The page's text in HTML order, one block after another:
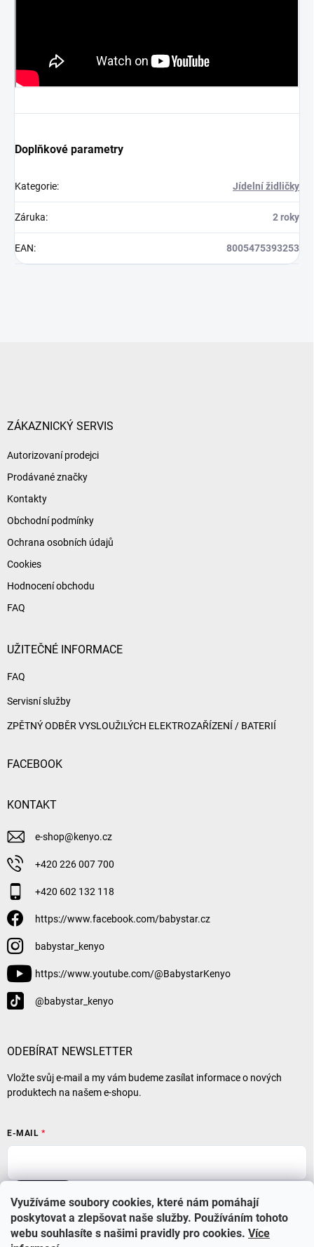
Využíváme soubory cookies, které nám pomáhají
poskytovat a zlepšovat naše služby. Používáním tohoto
webu souhlasíte s našimi pravidly pro cookies. Více
Doplňkové parametry
Kategorie: Jídelní židličky
Záruka: 2 roky
EAN: 8005475393253
ZÁKAZNICKÝ SERVIS
Autorizovaní prodejci
Prodávané značky
Kontakty
Obchodní podmínky
Ochrana osobních údajů
Cookies
Hodnocení obchodu
FAQ
UŽITEČNÉ INFORMACE
FAQ
Servisní služby
ZPĚTNÝ ODBĚR VYSLOUŽILÝCH ELEKTROZAŘÍZENÍ / BATERIÍ
FACEBOOK
KONTAKT
e-shop@kenyo.cz
+420 226 007 700
+420 602 132 118
https://www.facebook.com/babystar.cz
babystar_kenyo
https://www.youtube.com/@BabystarKenyo
@babystar_kenyo
ODEBÍRAT NEWSLETTER
Vložte svůj e-mail a my vám budeme zasílat informace o nových
produktech na našem e-shopu.
E-MAIL